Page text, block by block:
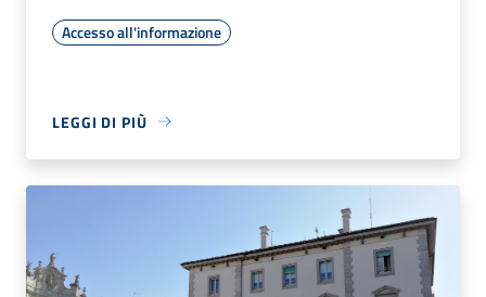
Accesso all'informazione
LEGGI DI PIÙ